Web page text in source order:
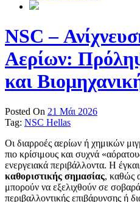
NSC –
Αερίων:
και
Posted On 21 Μάι 2026
Tag: NSC Hellas
Οι διαρροές αερίων ή χημικών
πιο κρίσιμους και συχνά
ενεργειακά περιβάλλοντα. Η
καθοριστικής σημασίας, καθώς
μπορούν να εξελιχθούν σε
περιβαλλοντικής επιβάρυνσης ή